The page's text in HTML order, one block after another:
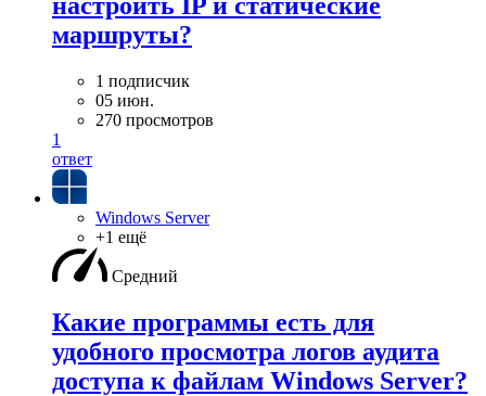
маршруты?
1 подписчик
05 июн.
270 просмотров
1
ответ
Windows Server
+1 ещё
Средний
Какие программы есть для
удобного просмотра логов аудита
доступа к файлам Windows Server?